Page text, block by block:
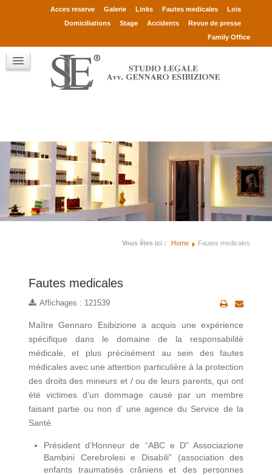
Acces reserve Galerie Links Fautes medicales
Lois
Domiciliations
Stage Accidents
Revue de presse
Family Office
Avv. Gennaro Esibizione
Associés
Clients
Qui sont
Contact
Vous êtes ici : Home Fautes medicales
Fautes medicales
Affichages : 121539
Maître Gennaro Esibizione a acquis une expérience
spécifique dans le domaine de la responsabilité
médicale, et plus précisément au sein des fautes
médicales avec une attention particulière à la protection
des droits des mineurs et / ou de leurs parents, qui ont
été victimes d’un dommage causé par un membre
faisant partie ou non d’ une agence du Service de la
Santé.
Président d’Honneur de “ABC e D” Associazione
Bambini Cerebrolesi e Disabili” (association des
enfants traumatisés crâniens et des personnes